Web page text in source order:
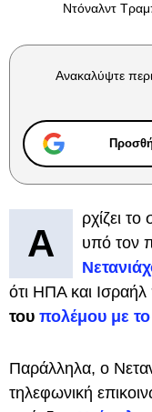
Ντόναλντ
Ανακαλύψτε
Α
ρχίζει
υπό τον
ότι ΗΠΑ και Ισραήλ
του πολέμου με το
Παράλληλα, ο
τηλεφωνική